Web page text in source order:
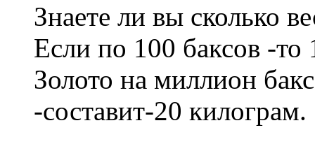
Знаете ли вы сколько
Если по 100 баксов -то
Золото на миллион
-составит-20 килограм.